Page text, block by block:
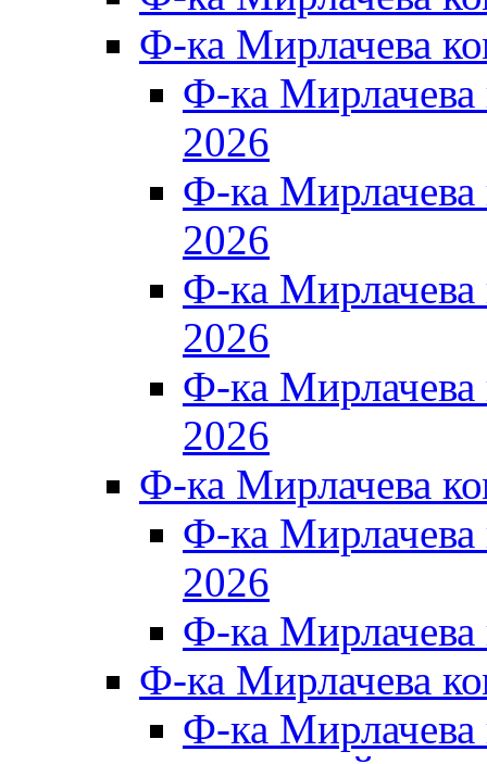
Ф-ка Мирлачева
Ф-ка
2026
Ф-ка
2026
Ф-ка
2026
Ф-ка
2026
Ф-ка Мирлачева
Ф-ка
2026
Ф-ка
Ф-ка Мирлачева
Ф-ка